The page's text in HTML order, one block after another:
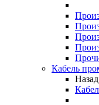
Кабель
Назад